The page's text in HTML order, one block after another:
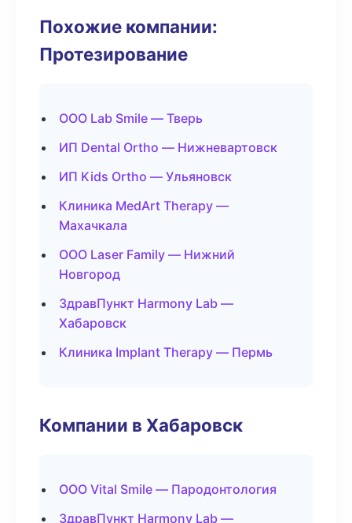
Похожие компании:
Протезирование
ООО Lab Smile — Тверь
ИП Dental Ortho — Нижневартовск
ИП Kids Ortho — Ульяновск
Клиника MedArt Therapy —
Махачкала
ООО Laser Family — Нижний
Новгород
ЗдравПункт Harmony Lab —
Хабаровск
Клиника Implant Therapy — Пермь
Компании в Хабаровск
ООО Vital Smile — Пародонтология
ЗдравПункт Harmony Lab —